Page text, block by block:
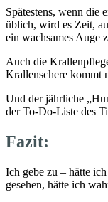
Spätestens, wenn die
üblich, wird es Zeit,
ein wachsames Auge
Auch die
Krallenschere kommt
Und der jährliche
der To-Do-Liste des
Fazit:
Ich gebe zu – hätte
gesehen, hätte ich